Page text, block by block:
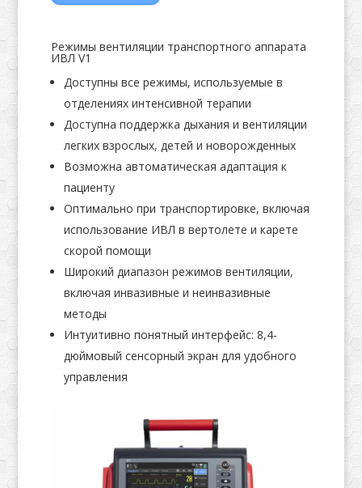
Режимы вентиляции транспортного аппарата
ИВЛ V1
Доступны все режимы, используемые в
отделениях интенсивной терапии
Доступна поддержка дыхания и вентиляции
легких взрослых, детей и новорожденных
Возможна автоматическая адаптация к
пациенту
Оптимально при транспортировке, включая
использование ИВЛ в вертолете и карете
скорой помощи
Широкий диапазон режимов вентиляции,
включая инвазивные и неинвазивные
методы
Интуитивно понятный интерфейс: 8,4-
дюймовый сенсорный экран для удобного
управления